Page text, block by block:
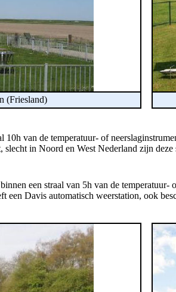
(Friesland)
van de temperatuur- of
in Noord en West Nederland zijn deze
een straal van 5h van de temperatuur-
een Davis automatisch weerstation, ook